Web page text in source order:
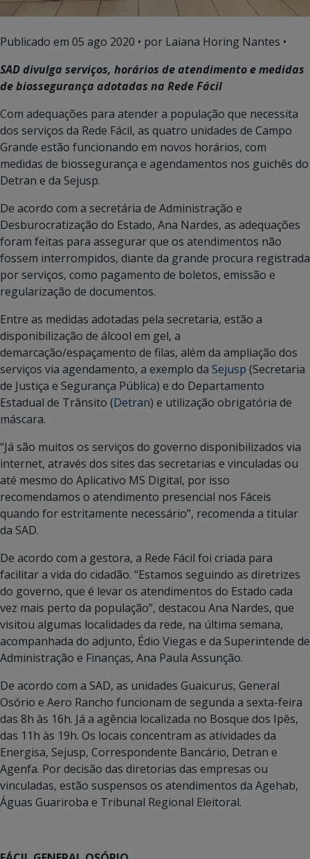
Publicado em 05 ago 2020 • por Laiana Horing Nantes •
SAD divulga serviços, horários de atendimento e medidas
de biossegurança adotadas na Rede Fácil
Com adequações para atender a população que necessita
dos serviços da Rede Fácil, as quatro unidades de Campo
Grande estão funcionando em novos horários, com
medidas de biossegurança e agendamentos nos guichês do
Detran e da Sejusp.
De acordo com a secretária de Administração e
Desburocratização do Estado, Ana Nardes, as adequações
foram feitas para assegurar que os atendimentos não
fossem interrompidos, diante da grande procura registrada
por serviços, como pagamento de boletos, emissão e
regularização de documentos.
Entre as medidas adotadas pela secretaria, estão a
disponibilização de álcool em gel, a
demarcação/espaçamento de filas, além da ampliação dos
serviços via agendamento, a exemplo da Sejusp (Secretaria
de Justiça e Segurança Pública) e do Departamento
Estadual de Trânsito (Detran) e utilização obrigatória de
máscara.
“Já são muitos os serviços do governo disponibilizados via
internet, através dos sites das secretarias e vinculadas ou
até mesmo do Aplicativo MS Digital, por isso
recomendamos o atendimento presencial nos Fáceis
quando for estritamente necessário”, recomenda a titular
da SAD.
De acordo com a gestora, a Rede Fácil foi criada para
facilitar a vida do cidadão. “Estamos seguindo as diretrizes
do governo, que é levar os atendimentos do Estado cada
vez mais perto da população”, destacou Ana Nardes, que
visitou algumas localidades da rede, na última semana,
acompanhada do adjunto, Édio Viegas e da Superintende de
Administração e Finanças, Ana Paula Assunção.
De acordo com a SAD, as unidades Guaicurus, General
Osório e Aero Rancho funcionam de segunda a sexta-feira
das 8h às 16h. Já a agência localizada no Bosque dos Ipês,
das 11h às 19h. Os locais concentram as atividades da
Energisa, Sejusp, Correspondente Bancário, Detran e
Agenfa. Por decisão das diretorias das empresas ou
vinculadas, estão suspensos os atendimentos da Agehab,
Águas Guariroba e Tribunal Regional Eleitoral.